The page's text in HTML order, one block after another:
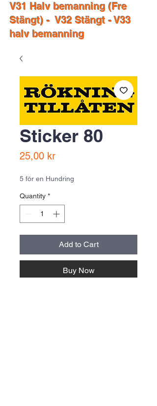
V31 Halv bemanning (Fre
Stängt) - V32 Stängt - V33
halv bemanning
Sticker 80
25,00 krPrice
5 för en Hundring
Quantity *
Add to Cart
Buy Now